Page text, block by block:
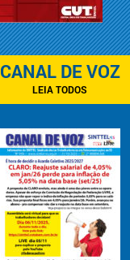
CANAL DE VOZ
LEIA TODOS